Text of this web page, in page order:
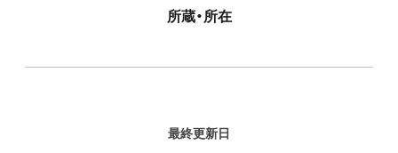
所蔵・所在
最終更新日